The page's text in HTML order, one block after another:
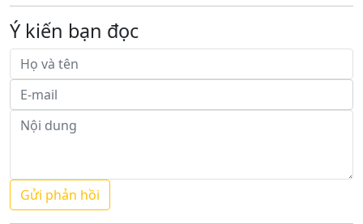
Ý kiến bạn đọc